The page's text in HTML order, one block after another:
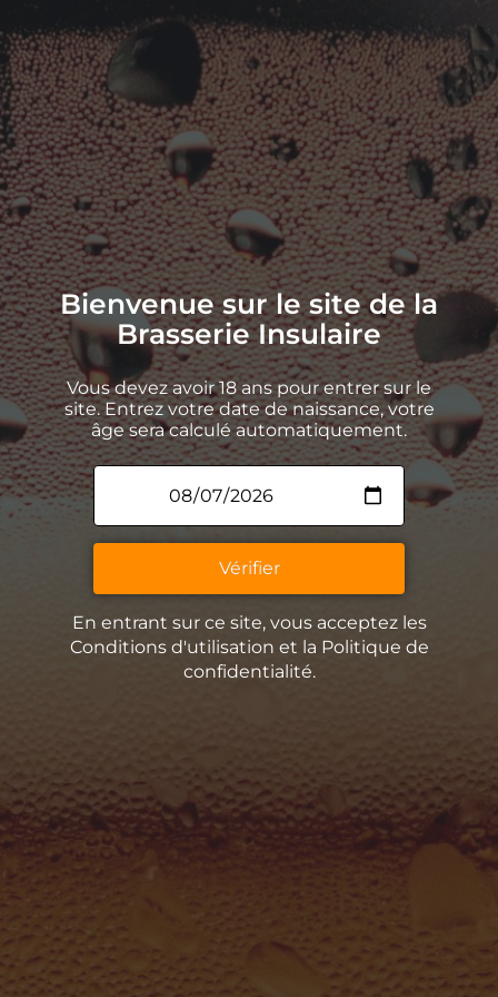
Bienvenue sur le site de la
Brasserie Insulaire
Vous devez avoir 18 ans pour entrer sur le
site. Entrez votre date de naissance, votre
âge sera calculé automatiquement.
Vérifier
En entrant sur ce site, vous acceptez les
Conditions d'utilisation et la Politique de
confidentialité.
Les produits dérivés. Re trouvez nos sweats,t-shirts
et autres produits dérivés à l’effigie de la
Guinguette Insulaire directement danns notre
boutique (ou au bar quand elle est fermée)!
La Brasserie Insulaire
Contact
Espace Presse
La Remise Paviot, 27380 Charleval
Retrouvez toutes nos bières en vente directe dans notre